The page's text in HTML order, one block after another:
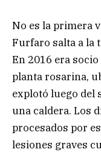
No es la primera
Furfaro salta a la
En 2016 era
planta rosarina,
explotó luego del
una caldera. Los
procesados por
lesiones graves